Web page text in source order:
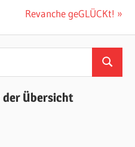
Nächster
Revanche geGLÜCKt!
Suchen
der Übersicht